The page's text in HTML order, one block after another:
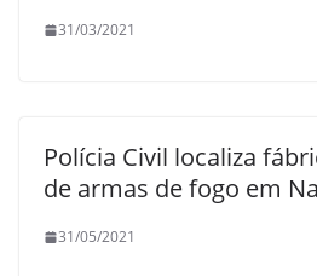
31/03/2021
Polícia Civil localiza
de armas de fogo em
31/05/2021